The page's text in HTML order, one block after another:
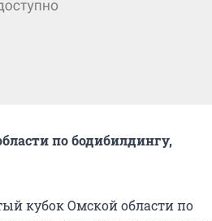
по бодибилдингу,
кубок Омской области по